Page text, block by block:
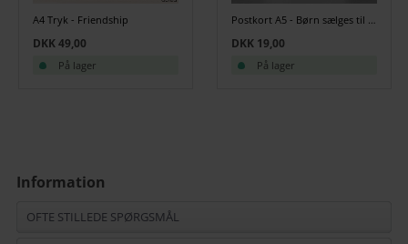
A4 Tryk - Friendship
DKK 49,00
På lager
Postkort A5 - Børn sælges til cirkus
DKK 19,00
På lager
Information
OFTE STILLEDE SPØRGSMÅL